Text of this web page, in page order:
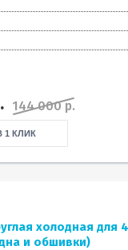
144 000 р.
1 КЛИК
холодная для
и обшивки)